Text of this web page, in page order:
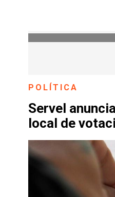
POLÍTICA
Servel
local de